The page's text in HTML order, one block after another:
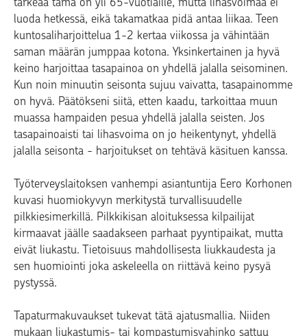
luoda hetkessä, eikä takamatkaa pidä antaa liikaa. Teen
kuntosaliharjoittelua 1-2 kertaa viikossa ja vähintään
saman määrän jumppaa kotona. Yksinkertainen ja hyvä
keino harjoittaa tasapainoa on yhdellä jalalla seisominen.
Kun noin minuutin seisonta sujuu vaivatta, tasapainomme
on hyvä. Päätökseni siitä, etten kaadu, tarkoittaa muun
muassa hampaiden pesua yhdellä jalalla seisten. Jos
tasapainoaisti tai lihasvoima on jo heikentynyt, yhdellä
jalalla seisonta - harjoitukset on tehtävä käsituen kanssa.
Työterveyslaitoksen vanhempi asiantuntija Eero Korhonen
kuvasi huomiokyvyn merkitystä turvallisuudelle
pilkkiesimerkillä. Pilkkikisan aloituksessa kilpailijat
kirmaavat jäälle saadakseen parhaat pyyntipaikat, mutta
eivät liukastu. Tietoisuus mahdollisesta liukkaudesta ja
sen huomiointi joka askeleella on riittävä keino pysyä
pystyssä.
Tapaturmakuvaukset tukevat tätä ajatusmallia. Niiden
mukaan liukastumis- tai kompastumisvahinko sattuu